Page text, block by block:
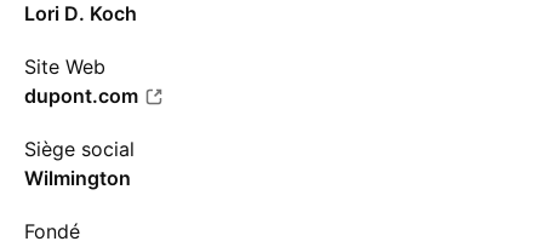
Lori D. Koch
Site Web
dupont.com
Siège social
Wilmington
Fondé